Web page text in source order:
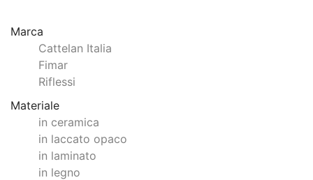
Marca
Cattelan Italia
Fimar
Riflessi
Materiale
in ceramica
in laccato opaco
in laminato
in legno